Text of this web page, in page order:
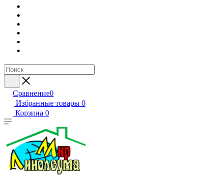
Сравнение0
Избранные товары 0
Корзина 0